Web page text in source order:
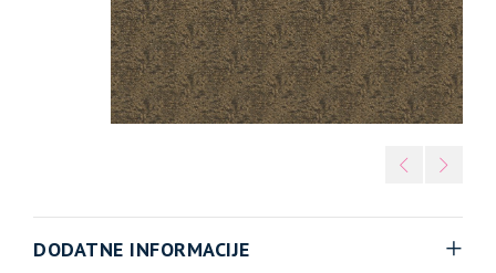
DODATNE INFORMACIJE